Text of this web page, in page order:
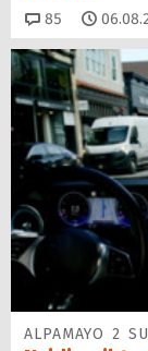
85
ALPAMAYO 2